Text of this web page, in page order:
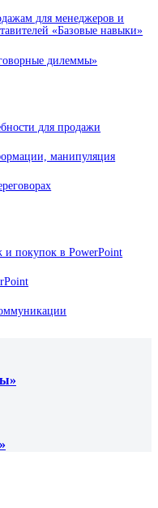
для менеджеров и
«Базовые навыки»
дилеммы»
для продажи
манипуляция
и покупок в PowerPoint